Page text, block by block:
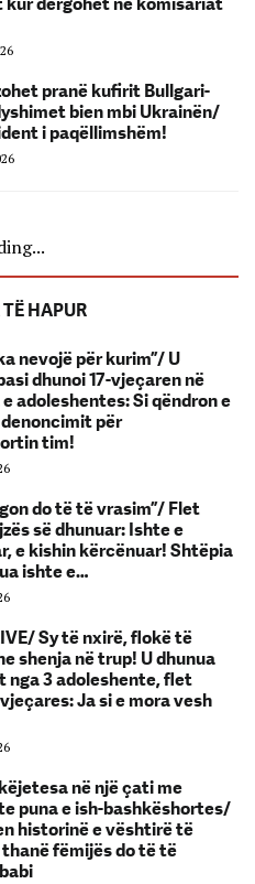
pranë kufirit Bullgari-
bien mbi Ukrainën/
i paqëllimshëm!
HAPUR
nevojë për kurim”/ U
dhunoi 17-vjeçaren në
e adoleshentes: Si qëndron e
për
tim!
do të të vrasim”/ Flet
së dhunuar: Ishte e
e kishin kërcënuar! Shtëpia
ishte e…
Sy të nxirë, flokë të
shenja në trup! U dhunua
nga 3 adoleshente, flet
vjeçares: Ja si e mora vesh
në një çati me
puna e ish-bashkëshortes/
historinë e vështirë të
fëmijës do të të